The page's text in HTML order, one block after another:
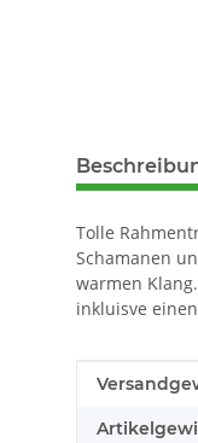
weitere
Tolle
Schamanen
warmen
inkluisve
Wert